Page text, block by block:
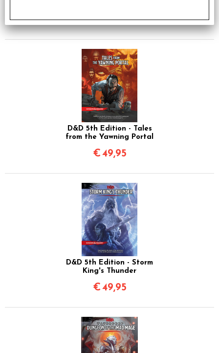
€49,95
D&D 5th Edition - Tales
from the Yawning Portal
€49,95
D&D 5th Edition - Storm
King's Thunder
€49,95